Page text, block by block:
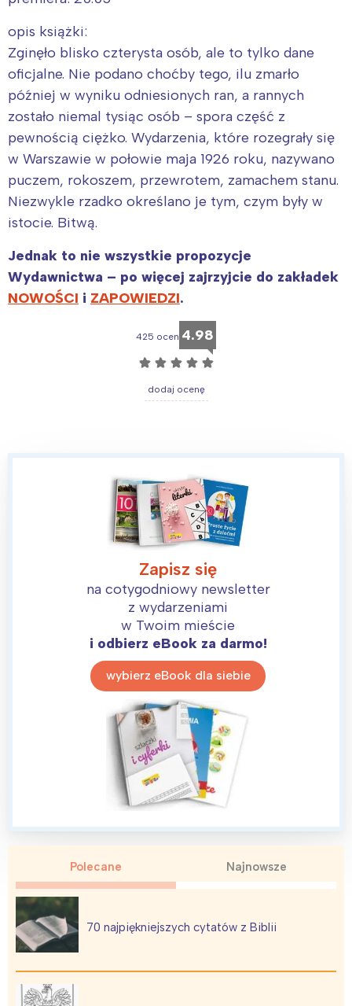
opis książki:
Zginęło blisko czterysta osób, ale to tylko dane
oficjalne. Nie podano choćby tego, ilu zmarło
później w wyniku odniesionych ran, a rannych
zostało niemal tysiąc osób – spora część z
pewnością ciężko. Wydarzenia, które rozegrały się
w Warszawie w połowie maja 1926 roku, nazywano
puczem, rokoszem, przewrotem, zamachem stanu.
Niezwykle rzadko określano je tym, czym były w
istocie. Bitwą.
Jednak to nie wszystkie propozycje
Wydawnictwa – po więcej zajrzyjcie do zakładek
NOWOŚCI i ZAPOWIEDZI.
425 ocen 4.98
☆ ☆ ☆ ☆ ☆
dodaj ocenę
Zapisz się
na cotygodniowy newsletter
z wydarzeniami
w Twoim mieście
i odbierz eBook za darmo!
wybierz eBook dla siebie
Polecane Najnowsze
70 najpiękniejszych cytatów z Biblii